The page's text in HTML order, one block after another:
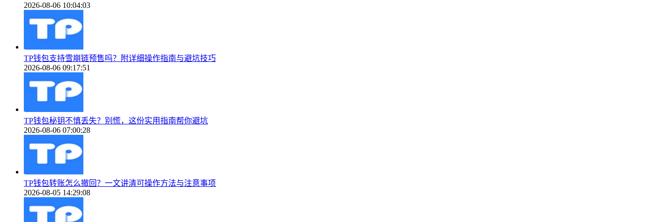
2026-08-06 10:04:03
TP钱包支持雪崩链预售吗？附详细操作指南与避坑技巧
2026-08-06 09:17:51
TP钱包秘钥不慎丢失？别慌，这份实用指南帮你避坑
2026-08-06 07:00:28
TP钱包转账怎么撤回？一文讲清可操作方法与注意事项
2026-08-05 14:29:08